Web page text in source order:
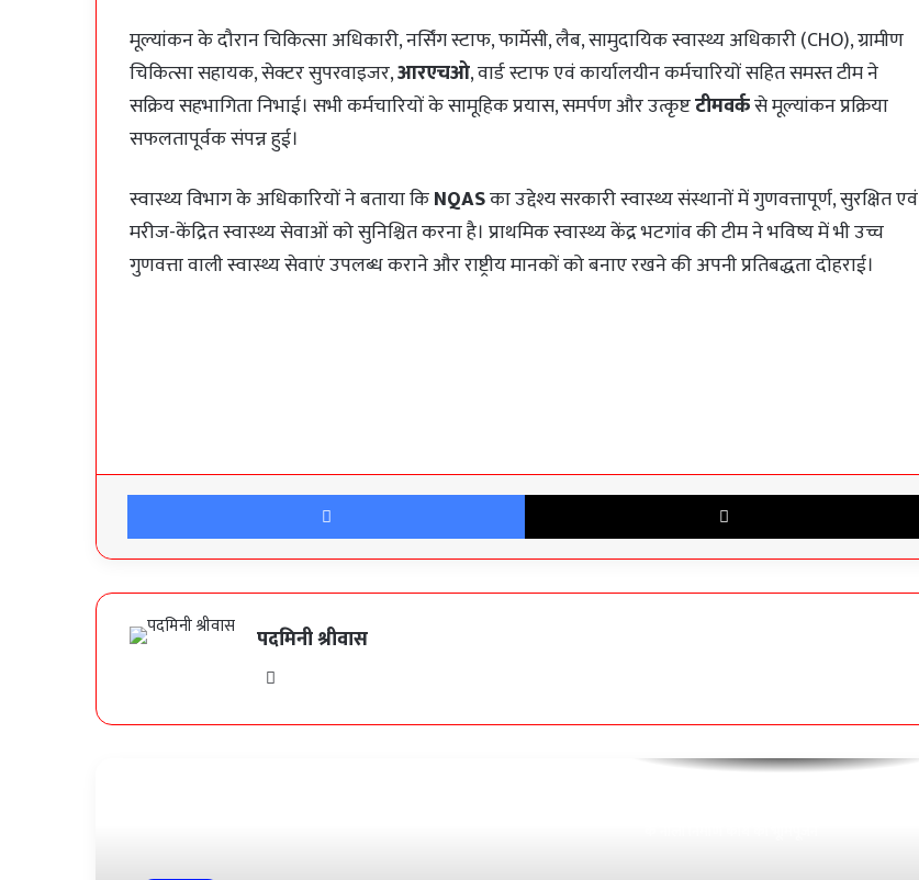
मूल्यांकन के दौरान चिकित्सा अधिकारी, नर्सिंग स्टाफ, फार्मेसी, लैब, सामुदायिक स्वास्थ्य अधिकारी (CHO), ग्रामीण
चिकित्सा सहायक, सेक्टर सुपरवाइजर,आरएचओ, वार्ड स्टाफ एवं कार्यालयीन कर्मचारियों सहित समस्त टीम ने
सक्रिय सहभागिता निभाई। सभी कर्मचारियों के सामूहिक प्रयास, समर्पण और उत्कृष्टटीमवर्कसे मूल्यांकन प्रक्रिया
सफलतापूर्वक संपन्न हुई।
स्वास्थ्य विभाग के अधिकारियों ने बताया किNQASका उद्देश्य सरकारी स्वास्थ्य संस्थानों में गुणवत्तापूर्ण, सुरक्षित एवं
मरीज-केंद्रित स्वास्थ्य सेवाओं को सुनिश्चित करना है। प्राथमिक स्वास्थ्य केंद्र भटगांव की टीम ने भविष्य में भी उच्च
गुणवत्ता वाली स्वास्थ्य सेवाएं उपलब्ध कराने और राष्ट्रीय मानकों को बनाए रखने की अपनी प्रतिबद्धता दोहराई।
Facebook
पदमिनी श्रीवास
सोनाखान में स्वास्थ्य सुविधाओं का जायजा लेने पहुँचीं
विधायक कविता:-युधिष्ठिर नायक
रायपुर नगर निगम अधिकारी-कर्मचारी एकता संघ का